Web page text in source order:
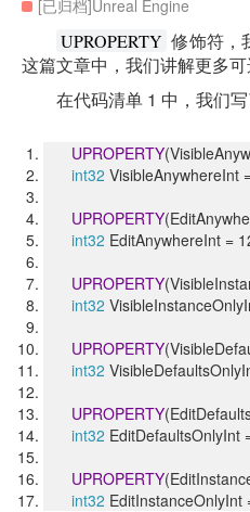
[已归档]Unreal Engine
UPROPERTY 修饰符，
这篇文章中，我们讲解更多可
在代码清单 1 中，我们
UPROPERTY
int32 VisibleAnywhereInt
UPROPERTY
int32 EditAnywhereInt =
UPROPERTY
int32
UPROPERTY
int32
UPROPERTY
int32 EditDefaultsOnlyInt
UPROPERTY
int32 EditInstanceOnlyInt